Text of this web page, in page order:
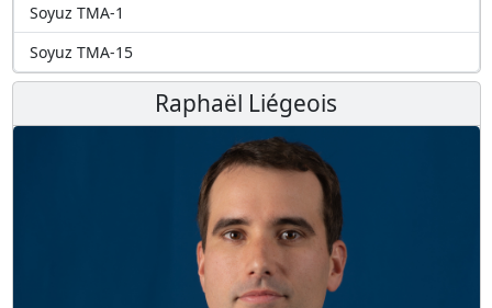
Soyuz TMA-1
Soyuz TMA-15
Raphaël Liégeois